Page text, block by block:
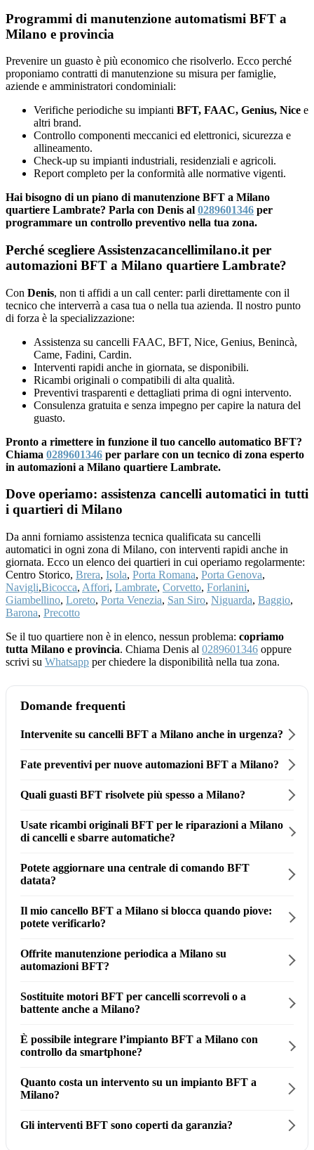
Programmi di manutenzione automatismi BFT a
Milano e provincia
Prevenire un guasto è più economico che risolverlo. Ecco perché
proponiamo contratti di manutenzione su misura per famiglie,
aziende e amministratori condominiali:
Verifiche periodiche su impianti BFT, FAAC, Genius, Nice e
altri brand.
Controllo componenti meccanici ed elettronici, sicurezza e
allineamento.
Check-up su impianti industriali, residenziali e agricoli.
Report completo per la conformità alle normative vigenti.
Hai bisogno di un piano di manutenzione BFT a Milano
quartiere Lambrate? Parla con Denis al 0289601346 per
programmare un controllo preventivo nella tua zona.
Perché scegliere Assistenzacancellimilano.it per
automazioni BFT a Milano quartiere Lambrate?
Con Denis, non ti affidi a un call center: parli direttamente con il
tecnico che interverrà a casa tua o nella tua azienda. Il nostro punto
di forza è la specializzazione:
Assistenza su cancelli FAAC, BFT, Nice, Genius, Benincà,
Came, Fadini, Cardin.
Interventi rapidi anche in giornata, se disponibili.
Ricambi originali o compatibili di alta qualità.
Preventivi trasparenti e dettagliati prima di ogni intervento.
Consulenza gratuita e senza impegno per capire la natura del
guasto.
Pronto a rimettere in funzione il tuo cancello automatico BFT?
Chiama 0289601346 per parlare con un tecnico di zona esperto
in automazioni a Milano quartiere Lambrate.
Dove operiamo: assistenza cancelli automatici in tutti
i quartieri di Milano
Da anni forniamo assistenza tecnica qualificata su cancelli
automatici in ogni zona di Milano, con interventi rapidi anche in
giornata. Ecco un elenco dei quartieri in cui operiamo regolarmente:
Centro Storico, Brera, Isola, Porta Romana, Porta Genova,
Navigli,Bicocca, Affori, Lambrate, Corvetto, Forlanini,
Giambellino, Loreto, Porta Venezia, San Siro, Niguarda, Baggio,
Barona, Precotto
Se il tuo quartiere non è in elenco, nessun problema: copriamo
tutta Milano e provincia. Chiama Denis al 0289601346 oppure
scrivi su Whatsapp per chiedere la disponibilità nella tua zona.
Domande frequenti
Intervenite su cancelli BFT a Milano anche in urgenza?
Fate preventivi per nuove automazioni BFT a Milano?
Quali guasti BFT risolvete più spesso a Milano?
Usate ricambi originali BFT per le riparazioni a Milano
di cancelli e sbarre automatiche?
Potete aggiornare una centrale di comando BFT
datata?
Il mio cancello BFT a Milano si blocca quando piove:
potete verificarlo?
Offrite manutenzione periodica a Milano su
automazioni BFT?
Sostituite motori BFT per cancelli scorrevoli o a
battente anche a Milano?
È possibile integrare l’impianto BFT a Milano con
controllo da smartphone?
Quanto costa un intervento su un impianto BFT a
Milano?
Gli interventi BFT sono coperti da garanzia?